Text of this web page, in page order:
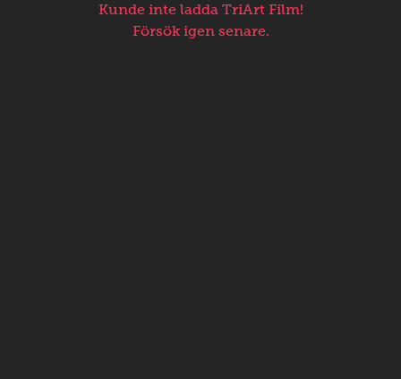
Kunde inte ladda TriArt Film!
Försök igen senare.